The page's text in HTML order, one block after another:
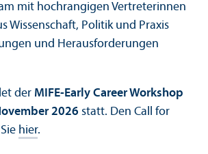
mit hochrangigen Vertreterinnen
Wissenschaft, Politik und Praxis
und Herausforderungen
der MIFE-Early Career Workshop
2026 statt. Den Call for
hier.